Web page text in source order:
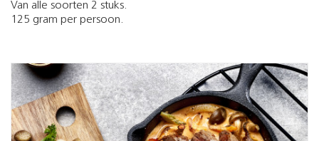
Van alle soorten 2 stuks.
125 gram per persoon.